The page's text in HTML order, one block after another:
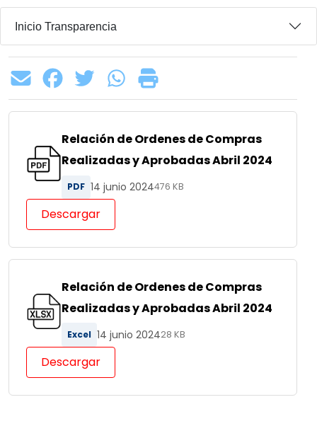
Inicio Transparencia
Relación de Ordenes de Compras
Realizadas y Aprobadas Abril 2024
PDF 14 junio 2024476 KB
Descargar
Relación de Ordenes de Compras
Realizadas y Aprobadas Abril 2024
Excel 14 junio 202428 KB
Descargar